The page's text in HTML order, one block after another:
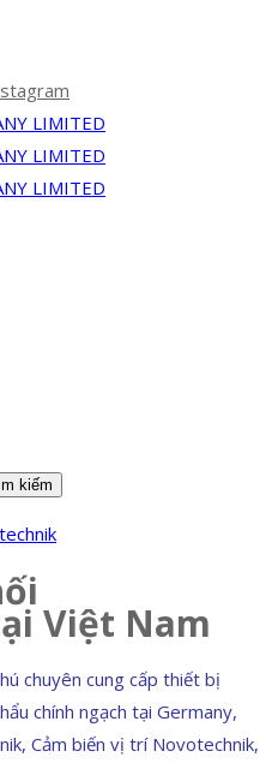
Việt Nam
chuyên cung cấp thiết bị
chính ngạch tại Germany,
Cảm biến vị trí Novotechnik,